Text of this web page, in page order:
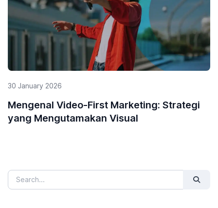
30 January 2026
Mengenal Video-First Marketing: Strategi
yang Mengutamakan Visual